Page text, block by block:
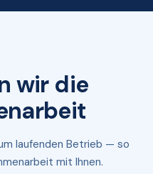
wir die
laufenden Betrieb — so
mit Ihnen.